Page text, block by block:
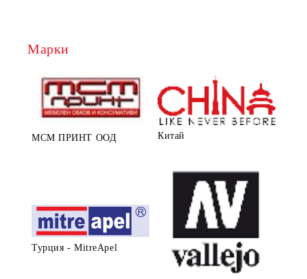
Марки
МСМ ПРИНТ ООД Китай
Турция - MitreApel